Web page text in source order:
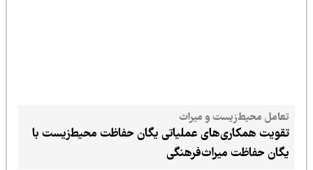
تعامل محیط‌زیست و میراث
تقویت همکاری‌های عملیاتی یگان حفاظت محیط‌زیست با
یگان حفاظت میراث‌فرهنگی